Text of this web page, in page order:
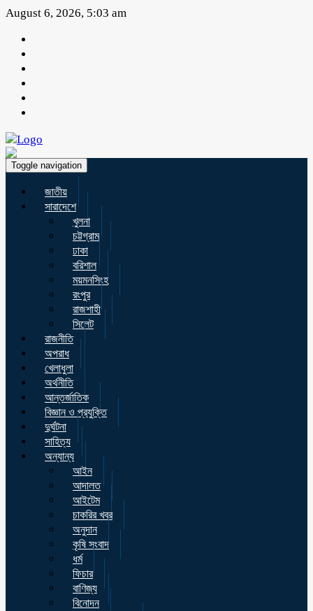
August 6, 2026, 5:03 am
Toggle navigation
জাতীয়
সারাদেশে
খুলনা
চট্টগ্রাম
ঢাকা
বরিশাল
ময়মনসিংহ
রংপুর
রাজশাহী
সিলেট
রাজনীতি
অপরাধ
খেলাধুলা
অর্থনীতি
আন্তর্জাতিক
বিজ্ঞান ও প্রযুক্তি
দুর্ঘটনা
সাহিত্য
অন্যান্য
আইন
আদালত
আইটেম
চাকরির খবর
অনুদান
কৃষি সংবাদ
ধর্ম
ফিচার
বাণিজ্য
বিনোদন